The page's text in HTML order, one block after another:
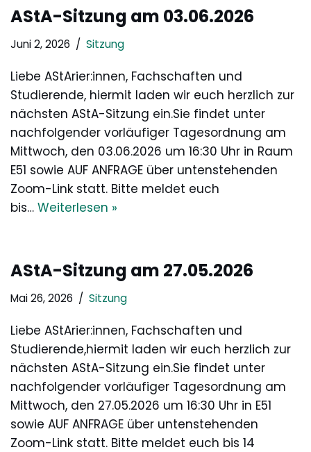
AStA-Sitzung am 03.06.2026
Juni 2, 2026 Sitzung
Liebe AStArier:innen, Fachschaften und
Studierende, hiermit laden wir euch herzlich zur
nächsten AStA-Sitzung ein.Sie findet unter
nachfolgender vorläufiger Tagesordnung am
Mittwoch, den 03.06.2026 um 16:30 Uhr in Raum
E51 sowie AUF ANFRAGE über untenstehenden
Zoom-Link statt. Bitte meldet euch
bis… Weiterlesen »
AStA-Sitzung am 27.05.2026
Mai 26, 2026 Sitzung
Liebe AStArier:innen, Fachschaften und
Studierende,hiermit laden wir euch herzlich zur
nächsten AStA-Sitzung ein.Sie findet unter
nachfolgender vorläufiger Tagesordnung am
Mittwoch, den 27.05.2026 um 16:30 Uhr in E51
sowie AUF ANFRAGE über untenstehenden
Zoom-Link statt. Bitte meldet euch bis 14